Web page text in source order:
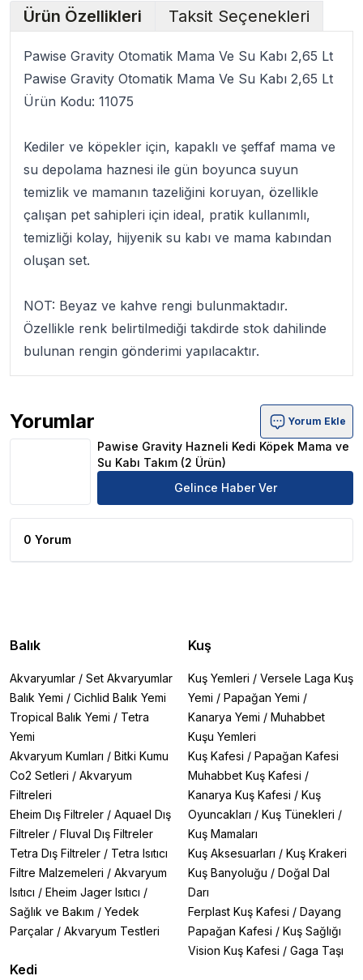
Ürün Özellikleri Taksit Seçenekleri
Pawise Gravity Otomatik Mama Ve Su Kabı 2,65 Lt
Pawise Gravity Otomatik Mama Ve Su Kabı 2,65 Lt
Ürün Kodu: 11075
Kediler ve köpekler için, kapaklı ve şeffaf mama ve
su depolama haznesi ile gün boyunca suyun
temizlik ve mamanın tazeliğini koruyan, özellikle
çalışan pet sahipleri için ideal, pratik kullanımlı,
temizliği kolay, hijyenik su kabı ve mama kabından
oluşan set.
NOT: Beyaz ve kahve rengi bulunmaktadır.
Özellikle renk belirtilmediği takdirde stok dahilinde
bulunan rengin gönderimi yapılacaktır.
Yorumlar
Pawise Gravity Hazneli Kedi Köpek Mama ve Su Kabı
Yorum Ekle
Pawise Gravity Hazneli Kedi Köpek Mama ve
Su Kabı Takım (2 Ürün)
Gelince Haber Ver
0 Yorum
Balık
Akvaryumlar / Set Akvaryumlar
Balık Yemi / Cichlid Balık Yemi
Tropical Balık Yemi / Tetra
Yemi
Akvaryum Kumları / Bitki Kumu
Co2 Setleri / Akvaryum
Filtreleri
Eheim Dış Filtreler / Aquael Dış
Filtreler / Fluval Dış Filtreler
Tetra Dış Filtreler / Tetra Isıtıcı
Filtre Malzemeleri / Akvaryum
Isıtıcı / Eheim Jager Isıtıcı /
Sağlık ve Bakım / Yedek
Parçalar / Akvaryum Testleri
Kedi
Kuş
Kuş Yemleri / Versele Laga Kuş
Yemi / Papağan Yemi /
Kanarya Yemi / Muhabbet
Kuşu Yemleri
Kuş Kafesi / Papağan Kafesi
Muhabbet Kuş Kafesi /
Kanarya Kuş Kafesi / Kuş
Oyuncakları / Kuş Tünekleri /
Kuş Mamaları
Kuş Aksesuarları / Kuş Krakeri
Kuş Banyoluğu / Doğal Dal
Darı
Ferplast Kuş Kafesi / Dayang
Papağan Kafesi / Kuş Sağlığı
Vision Kuş Kafesi / Gaga Taşı